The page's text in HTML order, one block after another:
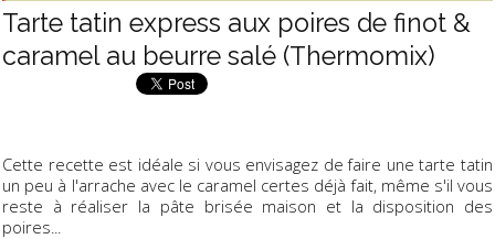
Tarte tatin express aux poires de finot &
caramel au beurre salé (Thermomix)
Cette recette est idéale si vous envisagez de faire une tarte tatin
un peu à l'arrache avec le caramel certes déjà fait, même s'il vous
reste à réaliser la pâte brisée maison et la disposition des
poires...